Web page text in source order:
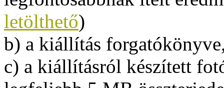
letölthető)
b) a kiállítás
c) a kiállításról készített